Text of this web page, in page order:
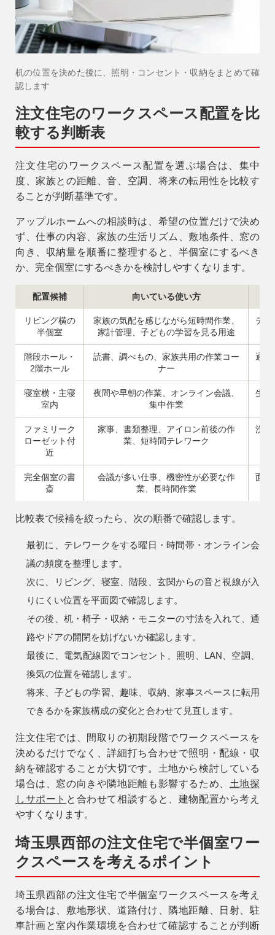
机の位置を決めた後に、照明・コンセント・収納をまとめて確
認します
注文住宅のワークスペース配置を比
較する判断表
注文住宅のワークスペース配置を選ぶ場合は、集中
度、家族との距離、音、空調、将来の転用性を比較す
ることが判断基準です。
アップルホームへの相談時は、希望の位置だけで決め
ず、仕事の内容、家族の生活リズム、敷地条件、窓の
向き、収納量を順番に整理すると、半個室にするべき
か、完全個室にするべきかを検討しやすくなります。
配置候補 向いている使い方
リビング横の
半個室
家族の気配を感じながら短時間作業、
家計管理、子どもの学習を見る用途
テレ
階段ホール・
2階ホール
読書、調べもの、家族共用の作業コー
ナー
通行
寝室横・主寝
室内
夜間や早朝の作業、オンライン会議、
集中作業
生活
ファミリーク
ローゼット付
近
家事、書類整理、アイロン前後の作
業、短時間テレワーク
洗濯
完全個室の書
斎
会議が多い仕事、機密性が必要な作
業、長時間作業
面積
比較表で候補を絞ったら、次の順番で確認します。
最初に、テレワークをする曜日・時間帯・オンライン会
議の頻度を整理します。
次に、リビング、寝室、階段、玄関からの音と視線が入
りにくい位置を平面図で確認します。
その後、机・椅子・収納・モニターの寸法を入れて、通
路やドアの開閉を妨げないか確認します。
最後に、電気配線図でコンセント、照明、LAN、空調、
換気の位置を確認します。
将来、子どもの学習、趣味、収納、家事スペースに転用
できるかを家族構成の変化と合わせて見直します。
注文住宅では、間取りの初期段階でワークスペースを
決めるだけでなく、詳細打ち合わせで照明・配線・収
納を確認することが大切です。土地から検討している
場合は、窓の向きや隣地距離も影響するため、 土地探
しサポート と合わせて相談すると、建物配置から考え
やすくなります。
埼玉県西部の注文住宅で半個室ワー
クスペースを考えるポイント
埼玉県西部の注文住宅で半個室ワークスペースを考え
る場合は、敷地形状、道路付け、隣地距離、日射、駐
車計画と室内作業環境を合わせて確認することが判断